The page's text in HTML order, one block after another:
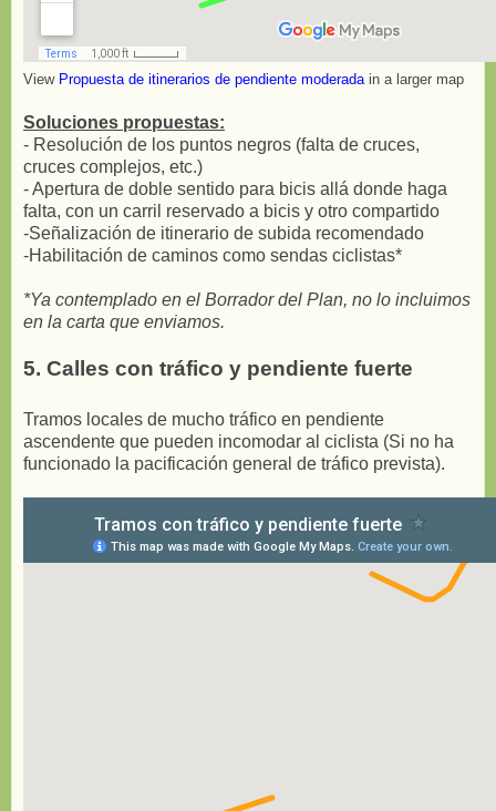
View Propuesta de itinerarios de pendiente moderada in a larger map
Soluciones propuestas:
- Resolución de los puntos negros (falta de cruces,
cruces complejos, etc.)
- Apertura de doble sentido para bicis allá donde haga
falta, con un carril reservado a bicis y otro compartido
-Señalización de itinerario de subida recomendado
-Habilitación de caminos como sendas ciclistas*
*Ya contemplado en el Borrador del Plan, no lo incluimos
en la carta que enviamos.
5. Calles con tráfico y pendiente fuerte
Tramos locales de mucho tráfico en pendiente
ascendente que pueden incomodar al ciclista (Si no ha
funcionado la pacificación general de tráfico prevista).